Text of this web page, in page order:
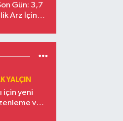
Gün: 3,7
Arz İçin
YALÇIN
için yeni
ve